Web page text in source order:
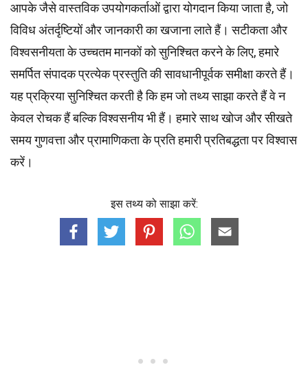
आपके जैसे वास्तविक उपयोगकर्ताओं द्वारा योगदान किया जाता है, जो
विविध अंतर्दृष्टियों और जानकारी का खजाना लाते हैं। सटीकता और
विश्वसनीयता के उच्चतममानकोंको सुनिश्चित करने के लिए, हमारे
समर्पितसंपादकप्रत्येक प्रस्तुति की सावधानीपूर्वक समीक्षा करते हैं।
यह प्रक्रिया सुनिश्चित करती है कि हम जो तथ्य साझा करते हैं वे न
केवल रोचक हैं बल्कि विश्वसनीय भी हैं। हमारे साथ खोज और सीखते
समय गुणवत्ता और प्रामाणिकता के प्रति हमारी प्रतिबद्धता पर विश्वास
करें।
इस तथ्य को साझा करें: